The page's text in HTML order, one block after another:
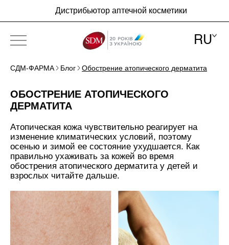
Дистрибьютор аптечной косметики
RU
БРЕНДЫ
БЛОГ
КОНТАКТЫ
RU
СДМ-ФАРМА Блог Обострение атопического дерматита
ОБОСТРЕНИЕ АТОПИЧЕСКОГО
ДЕРМАТИТА
Атопическая кожа чувствительно реагирует на
изменение климатических условий, поэтому
осенью и зимой ее состояние ухудшается. Как
правильно ухаживать за кожей во время
обострения атопического дерматита у детей и
взрослых читайте дальше.